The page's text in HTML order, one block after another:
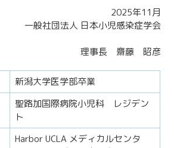
2025年11月
一般社団法人 日本小児感染症学会
理事長 齋藤 昭彦
新潟大学医学部卒業
聖路加国際病院小児科 レジデン
ト
Harbor UCLA メディカルセンタ